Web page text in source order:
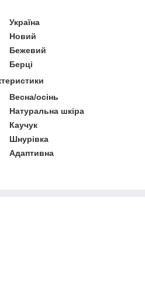
Україна
Новий
Бежевий
Берці
Весна/осінь
Натуральна шкіра
Каучук
Шнурівка
Адаптивна